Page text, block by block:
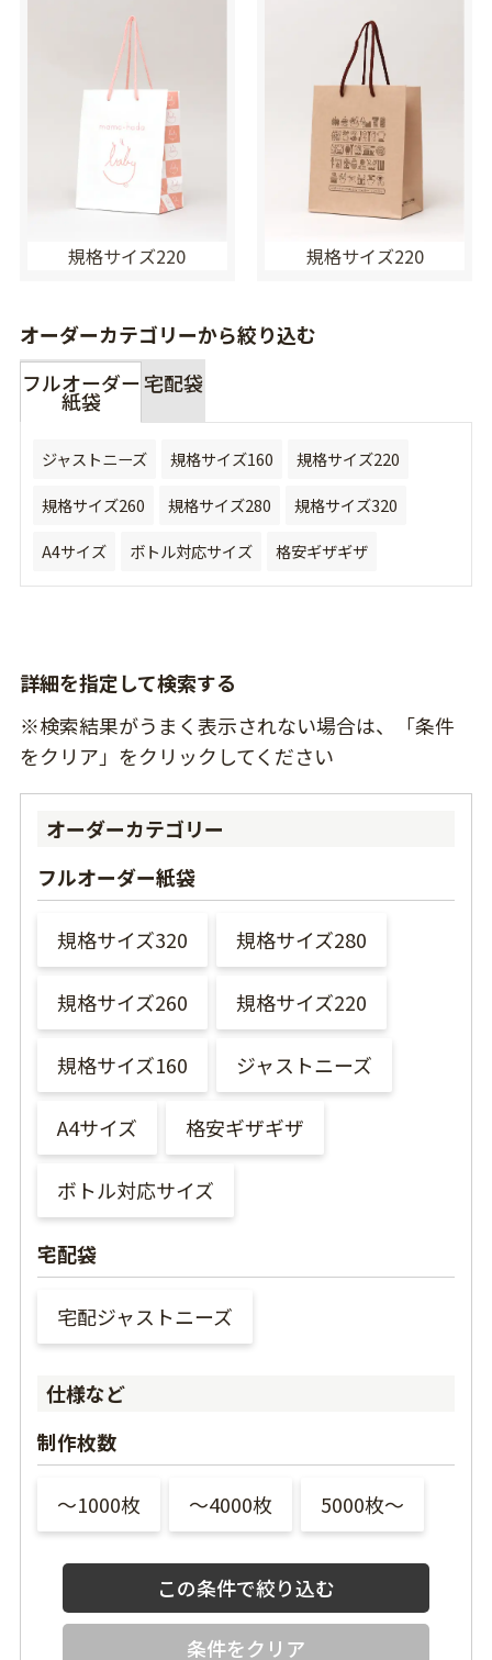
規格サイズ220 規格サイズ220
オーダーカテゴリーから絞り込む
フルオーダー
紙袋
宅配袋
ジャストニーズ 規格サイズ160
規格サイズ220
規格サイズ260
規格サイズ280
規格サイズ320
A4サイズ
ボトル対応サイズ 格安ギザギザ
詳細を指定して検索する
※検索結果がうまく表示されない場合は、「条件
をクリア」をクリックしてください
オーダーカテゴリー
フルオーダー紙袋
規格サイズ320 規格サイズ280
規格サイズ260 規格サイズ220
規格サイズ160 ジャストニーズ
A4サイズ 格安ギザギザ
ボトル対応サイズ
宅配袋
宅配ジャストニーズ
仕様など
制作枚数
〜1000枚 〜4000枚 5000枚〜
条件をクリア